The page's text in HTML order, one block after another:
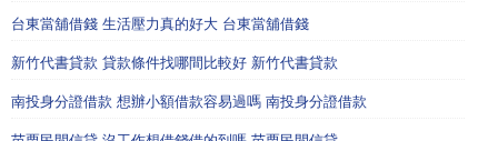
台東當舖借錢 生活壓力真的好大 台東當舖借錢
新竹代書貸款 貸款條件找哪間比較好 新竹代書貸款
南投身分證借款 想辦小額借款容易過嗎 南投身分證借款